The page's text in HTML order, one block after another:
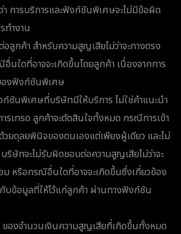
การบริการและฟังก์ชันพิเศษจะไม่มีข้อผิด
ทำงาน
ลูกค้า สำหรับความสูญเสียไม่ว่าจะทางตรง
นใดที่อาจจะเกิดขึ้นโดยลูกค้า เนื่องจากการ
องฟังก์ชันพิเศษ
ชันพิเศษที่บริษัทมีให้บริการ ไม่ใช่คำแนะนำ
รเทรด ลูกค้าจะตัดสินใจทั้งหมด กรณีการเข้า
วยดุลยพินิจของตนเองแต่เพียงผู้เดียว และไม่
ริษัทจะไม่รับผิดชอบต่อความสูญเสียไม่ว่าจะ
หรือกรณีอื่นใดที่อาจจะเกิดขึ้นซึ่งเกี่ยวข้อง
บข้อมูลที่ให้ไว้แก่ลูกค้า ผ่านทางฟังก์ชัน
ของจำนวนเงินความสูญเสียที่เกิดขึ้นทั้งหมด